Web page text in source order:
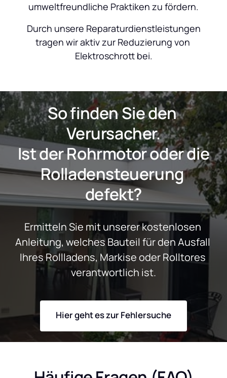
umweltfreundliche Praktiken zu fördern.
tragen wir aktiv zur Reduzierung von
Elektroschrott bei.
So finden Sie den
Verursacher.
Ist der Rohrmotor oder die
Rolladensteuerung
defekt?
Ermitteln Sie mit unserer kostenlosen
Anleitung, welches Bauteil für den Ausfall
Ihres Rollladens, Markise oder Rolltores
verantwortlich ist.
Hier geht es zur Fehlersuche